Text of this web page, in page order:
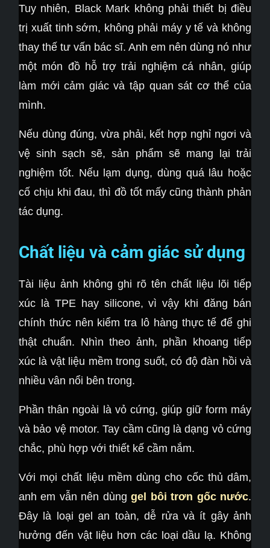
Tuy nhiên, Black Mark không phải thiết bị điều
trị xuất tinh sớm, không phải máy y tế và không
thay thế tư vấn bác sĩ. Anh em nên dùng nó như
một món đồ hỗ trợ trải nghiệm cá nhân, giúp
làm mới cảm giác và tập quan sát cơ thể của
mình.
Nếu dùng đúng, vừa phải, kết hợp nghỉ ngơi và
vệ sinh sạch sẽ, sản phẩm sẽ mang lại trải
nghiệm tốt. Nếu lạm dụng, dùng quá lâu hoặc
cố chịu khi đau, thì đồ tốt mấy cũng thành phản
tác dụng.
Chất liệu và cảm giác sử dụng
Tài liệu ảnh không ghi rõ tên chất liệu lõi tiếp
xúc là TPE hay silicone, vì vậy khi đăng bán
chính thức nên kiểm tra lô hàng thực tế để ghi
thật chuẩn. Nhìn theo ảnh, phần khoang tiếp
xúc là vật liệu mềm trong suốt, có độ đàn hồi và
nhiều vân nổi bên trong.
Phần thân ngoài là vỏ cứng, giúp giữ form máy
và bảo vệ motor. Tay cầm cũng là dạng vỏ cứng
chắc, phù hợp với thiết kế cầm nắm.
Với mọi chất liệu mềm dùng cho cốc thủ dâm,
anh em vẫn nên dùnggel bôi trơn gốc nước.
Đây là loại gel an toàn, dễ rửa và ít gây ảnh
hưởng đến vật liệu hơn các loại dầu lạ. Không